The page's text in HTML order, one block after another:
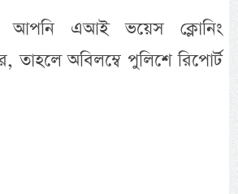
এআই ভয়েস ক্লোনিং
তাহলে অবিলম্বে পুলিশে রিপোর্ট